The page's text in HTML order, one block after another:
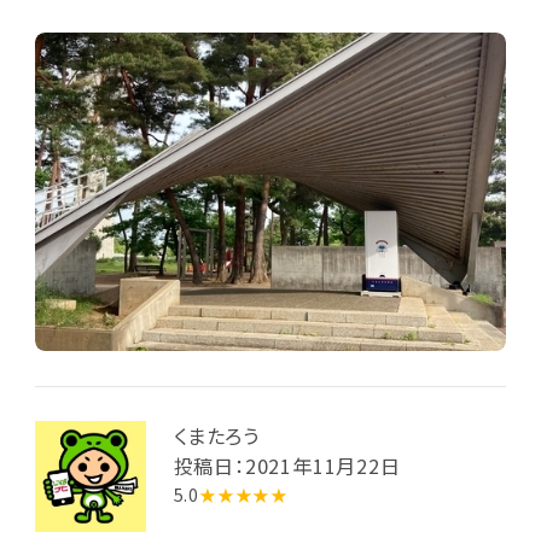
くまたろう
投稿日：2021年11月22日
5.0★★★★★